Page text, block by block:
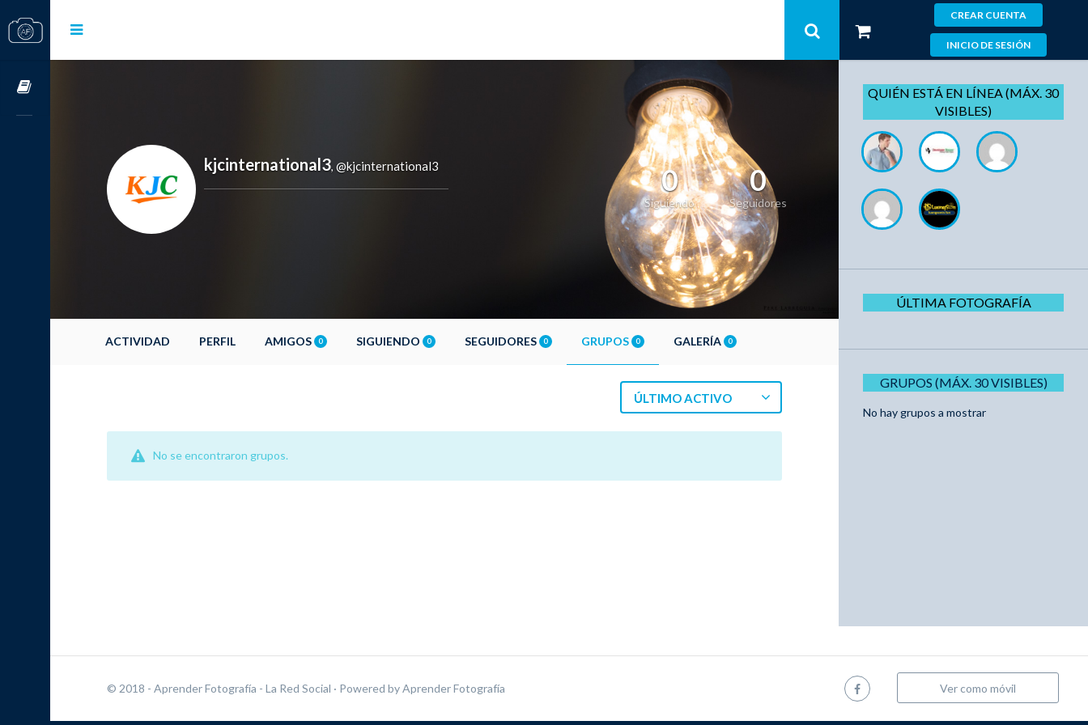
CREAR CUENTA
INICIO DE SESIÓN
kjcinternational3, @kjcinternational3 0
Siguiendo
0
Seguidores
ACTIVIDAD PERFIL AMIGOS 0 SIGUIENDO 0 SEGUIDORES 0 GRUPOS 0 GALERÍA 0
ÚLTIMO ACTIVO
No se encontraron grupos.
QUIÉN ESTÁ EN LÍNEA (MÁX. 30
VISIBLES)
ÚLTIMA FOTOGRAFÍA
GRUPOS (MÁX. 30 VISIBLES)
No hay grupos a mostrar
© 2018 - Aprender Fotografía - La Red Social · Powered byAprender Fotografía